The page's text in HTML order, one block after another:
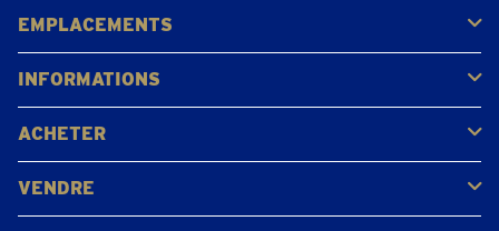
EMPLACEMENTS
Gerpinnes
Liège
Namur
Waterloo
Woluwe-Saint-Lambert
Voir tous les emplacements
INFORMATIONS
FAQ
Avis clients
ACHETER
Acheter de l'or
Acheter des pièces
Acheter de l'argent
VENDRE
Bijoux en or
Pièces d'or
Lingots d'or